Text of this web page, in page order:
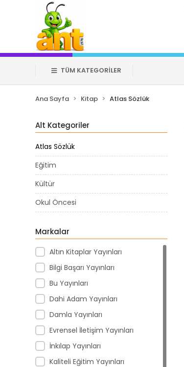
TÜM KATEGORİLER
Ana Sayfa Kitap Atlas Sözlük
Alt Kategoriler
Atlas Sözlük
Eğitim
Kültür
Okul Öncesi
Markalar
Altın Kitaplar Yayınları
Bilgi Başarı Yayınları
Bu Yayınları
Dahi Adam Yayınları
Damla Yayınları
Evrensel İletişim Yayınları
İnkılap Yayınları
Kaliteli Eğitim Yayınları